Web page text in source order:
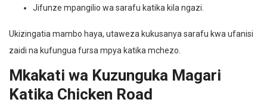
Jifunze mpangilio wa sarafu katika kila ngazi.
Ukizingatia mambo haya, utaweza kukusanya sarafu kwa ufanisi
zaidi na kufungua fursa mpya katika mchezo.
Mkakati wa Kuzunguka Magari
Katika Chicken Road